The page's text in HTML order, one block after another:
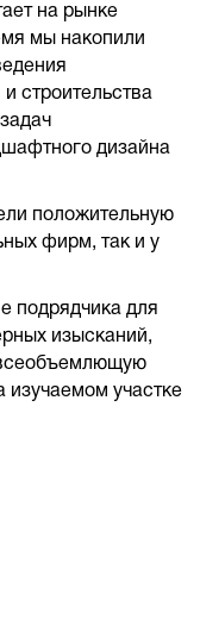
на рынке
мы накопили
строительства
дизайна
положительную
фирм, так и у
подрядчика для
изысканий,
всеобъемлющую
изучаемом участке